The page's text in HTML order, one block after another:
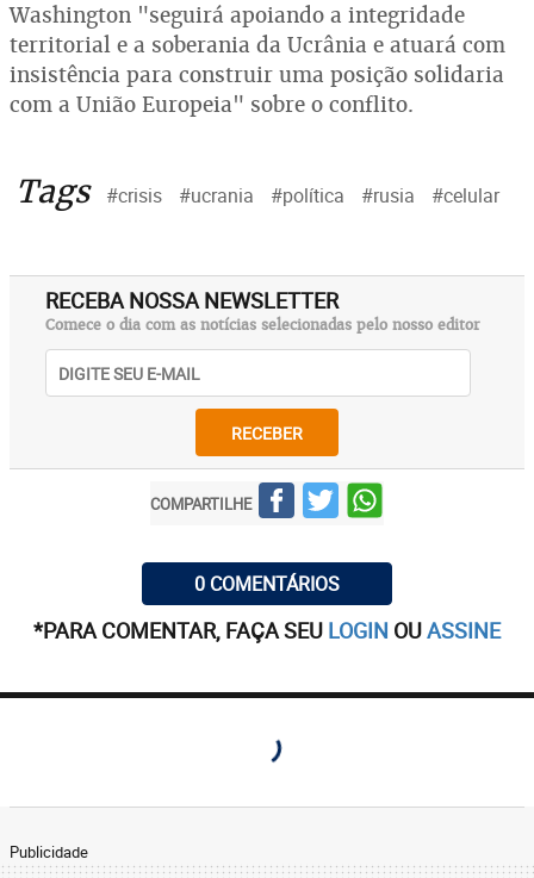
Washington "seguirá apoiando a integridade
territorial e a soberania da Ucrânia e atuará com
insistência para construir uma posição solidaria
com a União Europeia" sobre o conflito.
Tags #crisis #ucrania #política #rusia #celular
RECEBA NOSSA NEWSLETTER
Comece o dia com as notícias selecionadas pelo nosso editor
RECEBER
COMPARTILHE
0 COMENTÁRIOS
*PARA COMENTAR, FAÇA SEU LOGIN OUASSINE
Publicidade